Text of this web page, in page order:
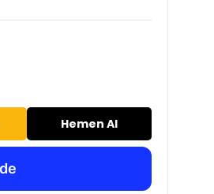
Hemen Al